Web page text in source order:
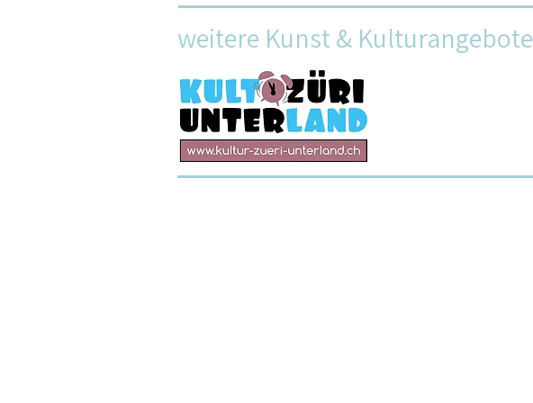
weitere Kunst & Kulturangebote